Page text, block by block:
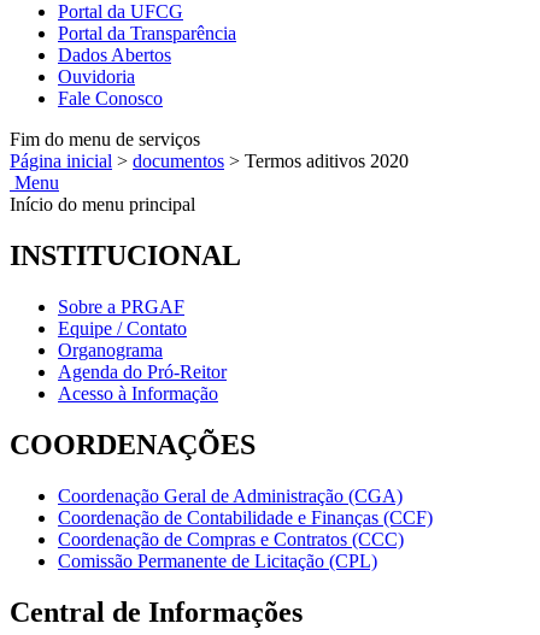
Portal da UFCG
Portal da Transparência
Dados Abertos
Ouvidoria
Fale Conosco
Fim do menu de serviços
Página inicial > documentos > Termos aditivos 2020
Menu
Início do menu principal
INSTITUCIONAL
Sobre a PRGAF
Equipe / Contato
Organograma
Agenda do Pró-Reitor
Acesso à Informação
COORDENAÇÕES
Coordenação Geral de Administração (CGA)
Coordenação de Contabilidade e Finanças (CCF)
Coordenação de Compras e Contratos (CCC)
Comissão Permanente de Licitação (CPL)
Central de Informações